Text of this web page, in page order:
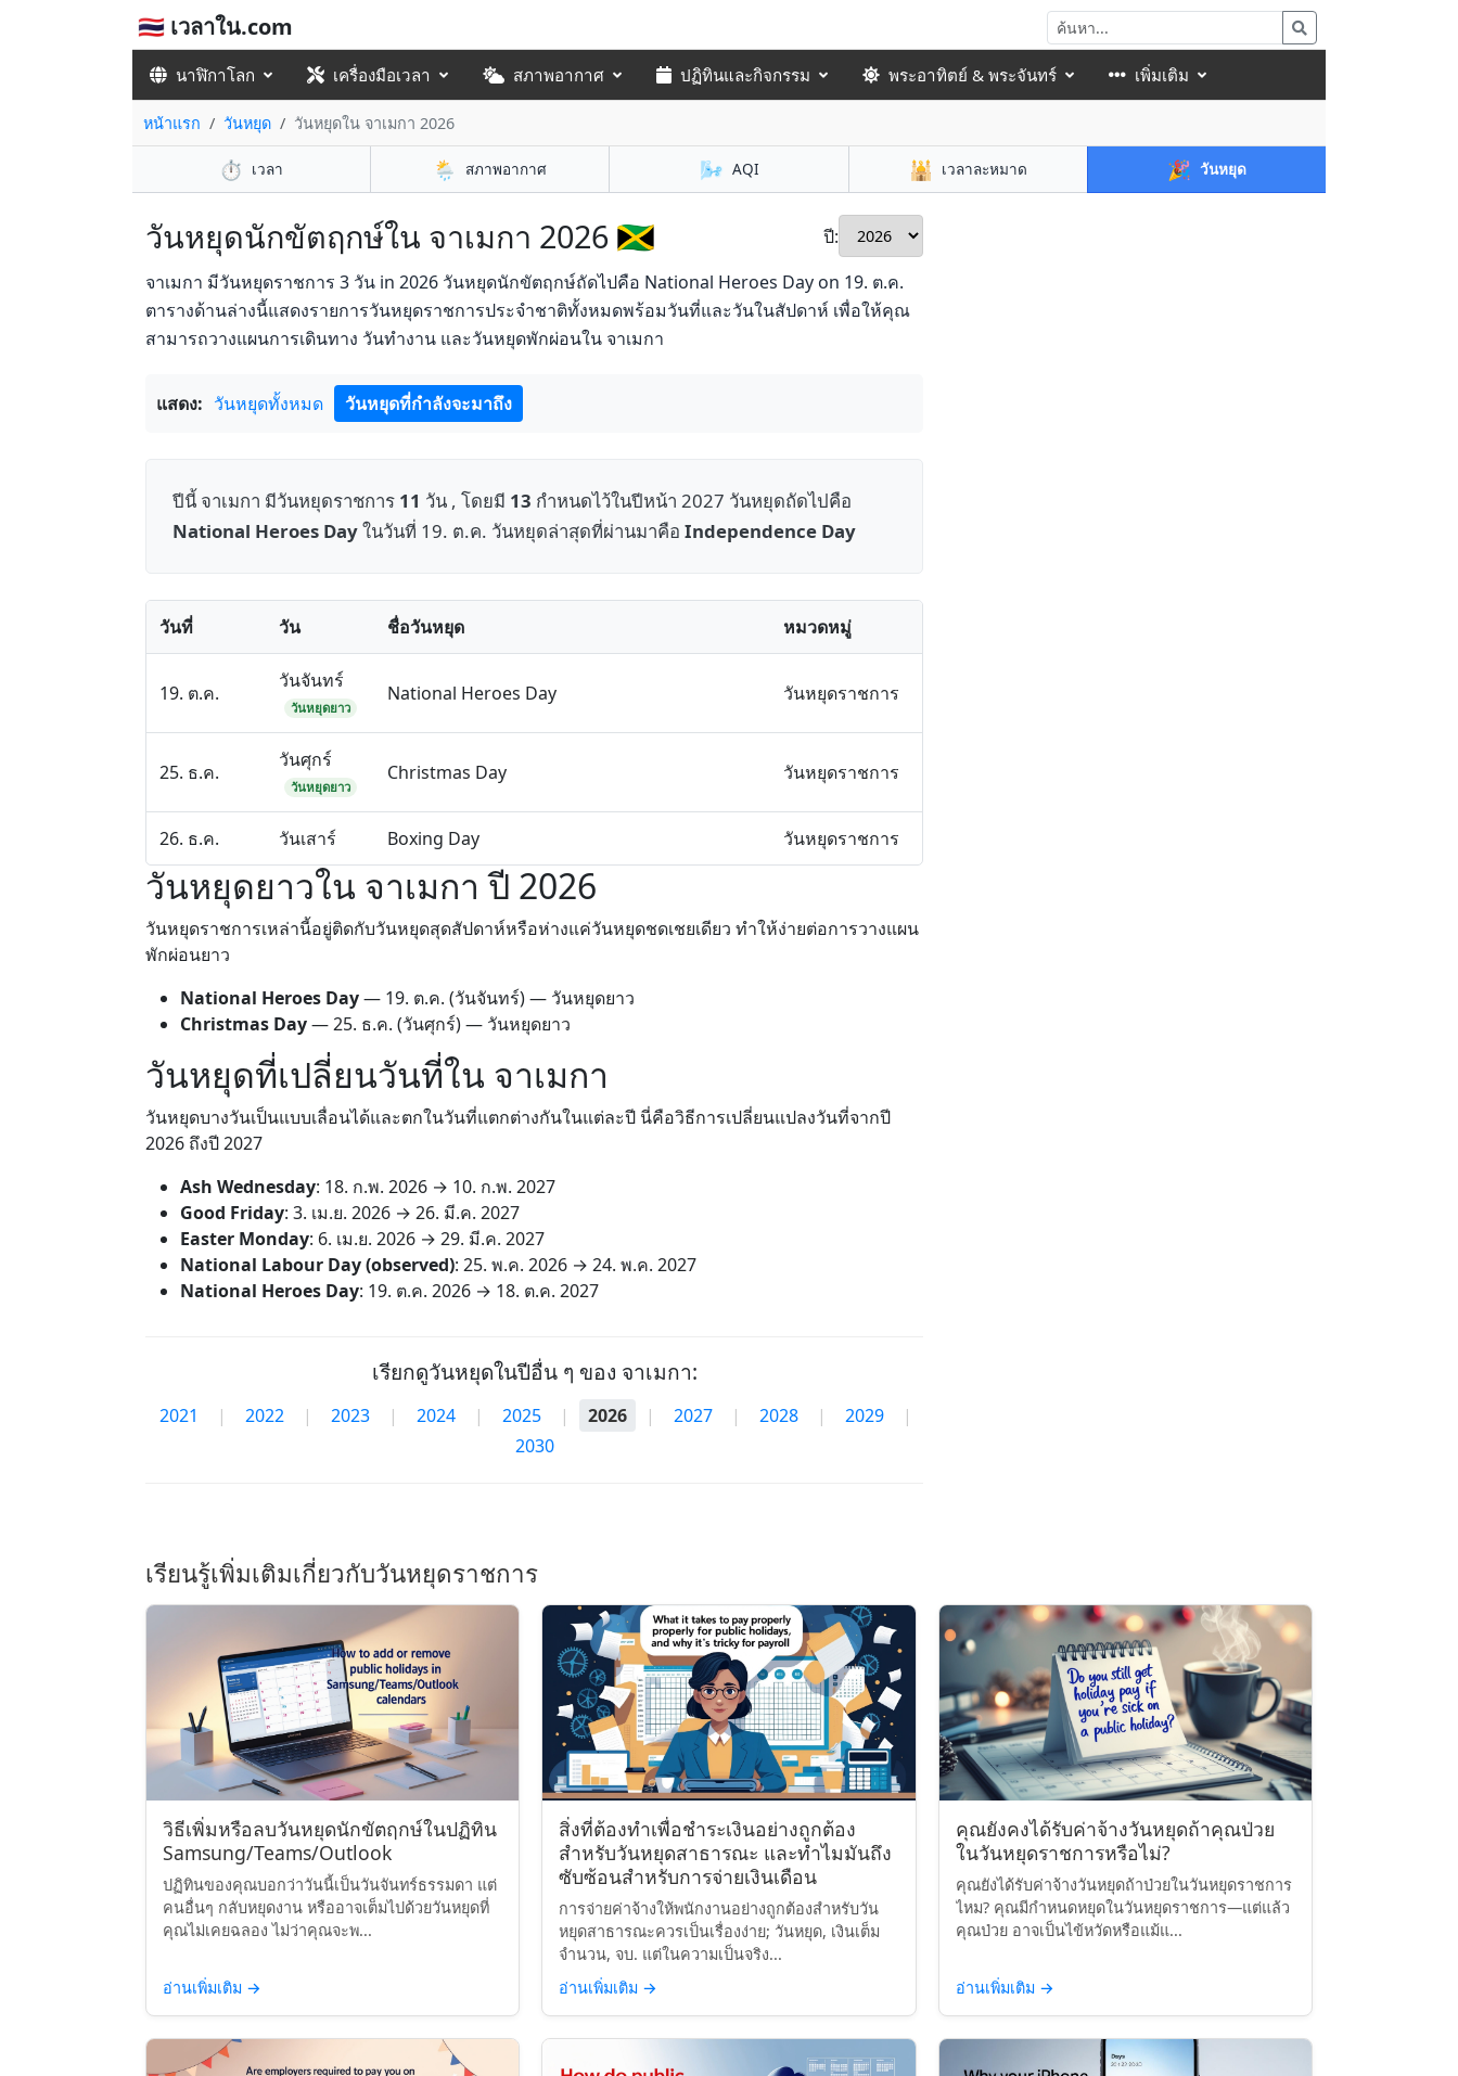
🇹🇭 เวลาใน.com
นาฬิกาโลก เครื่องมือเวลา สภาพอากาศ ปฏิทินและกิจกรรม พระอาทิตย์ & พระจันทร์ เพิ่มเติม
หน้าแรก วันหยุด วันหยุดใน จาเมกา 2026
⏱️ เวลา 🌦️ สภาพอากาศ 🌬️ AQI 🕌 เวลาละหมาด 🎉 วันหยุด
วันหยุดนักขัตฤกษ์ใน จาเมกา 2026 🇯🇲
ปี:
จาเมกา มีวันหยุดราชการ 3 วัน in 2026 วันหยุดนักขัตฤกษ์ถัดไปคือ National Heroes Day on 19. ต.ค.
ตารางด้านล่างนี้แสดงรายการวันหยุดราชการประจำชาติทั้งหมดพร้อมวันที่และวันในสัปดาห์ เพื่อให้คุณ
สามารถวางแผนการเดินทาง วันทำงาน และวันหยุดพักผ่อนใน จาเมกา
แสดง: วันหยุดทั้งหมด วันหยุดที่กำลังจะมาถึง
ปีนี้ จาเมกา มีวันหยุดราชการ 11 วัน , โดยมี 13 กำหนดไว้ในปีหน้า 2027 วันหยุดถัดไปคือ
National Heroes Dayในวันที่ 19. ต.ค. วันหยุดล่าสุดที่ผ่านมาคือ Independence Day
วันที่ วัน ชื่อวันหยุด หมวดหมู่
19. ต.ค.
วันจันทร์
วันหยุดยาว
National Heroes Day วันหยุดราชการ
25. ธ.ค.
วันศุกร์
วันหยุดยาว
Christmas Day วันหยุดราชการ
26. ธ.ค. วันเสาร์ Boxing Day วันหยุดราชการ
วันหยุดยาวใน จาเมกา ปี 2026
วันหยุดราชการเหล่านี้อยู่ติดกับวันหยุดสุดสัปดาห์หรือห่างแค่วันหยุดชดเชยเดียว ทำให้ง่ายต่อการวางแผน
พักผ่อนยาว
National Heroes Day— 19. ต.ค. (วันจันทร์) — วันหยุดยาว
Christmas Day—25. ธ.ค. (วันศุกร์) — วันหยุดยาว
วันหยุดที่เปลี่ยนวันที่ใน จาเมกา
วันหยุดบางวันเป็นแบบเลื่อนได้และตกในวันที่แตกต่างกันในแต่ละปี นี่คือวิธีการเปลี่ยนแปลงวันที่จากปี
2026 ถึงปี 2027
Ash Wednesday: 18. ก.พ. 2026 → 10. ก.พ. 2027
Good Friday: 3. เม.ย. 2026 → 26. มี.ค. 2027
Easter Monday: 6. เม.ย. 2026 → 29. มี.ค. 2027
National Labour Day (observed): 25. พ.ค. 2026 → 24. พ.ค. 2027
National Heroes Day: 19. ต.ค. 2026 → 18. ต.ค. 2027
เรียกดูวันหยุดในปีอื่น ๆ ของ จาเมกา:
2021 | 2022 | 2023 | 2024 | 2025 | 2026 | 2027 | 2028 | 2029
|
2030
เรียนรู้เพิ่มเติมเกี่ยวกับวันหยุดราชการ
วิธีเพิ่มหรือลบวันหยุดนักขัตฤกษ์ในปฏิทิน
Samsung/Teams/Outlook
ปฏิทินของคุณบอกว่าวันนี้เป็นวันจันทร์ธรรมดา แต่
คนอื่นๆ กลับหยุดงาน หรืออาจเต็มไปด้วยวันหยุดที่
คุณไม่เคยฉลอง ไม่ว่าคุณจะพ...
อ่านเพิ่มเติม →
สิ่งที่ต้องทำเพื่อชำระเงินอย่างถูกต้อง
สำหรับวันหยุดสาธารณะ และทำไมมันถึง
ซับซ้อนสำหรับการจ่ายเงินเดือน
การจ่ายค่าจ้างให้พนักงานอย่างถูกต้องสำหรับวัน
หยุดสาธารณะควรเป็นเรื่องง่าย; วันหยุด, เงินเต็ม
จำนวน, จบ. แต่ในความเป็นจริง...
อ่านเพิ่มเติม →
คุณยังคงได้รับค่าจ้างวันหยุดถ้าคุณป่วย
ในวันหยุดราชการหรือไม่?
คุณยังได้รับค่าจ้างวันหยุดถ้าป่วยในวันหยุดราชการ
ไหม? คุณมีกำหนดหยุดในวันหยุดราชการ—แต่แล้ว
คุณป่วย อาจเป็นไข้หวัดหรือแม้แ...
อ่านเพิ่มเติม →